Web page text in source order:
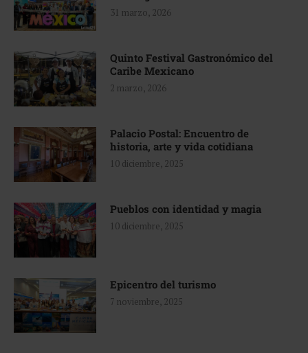
31 marzo, 2026
Quinto Festival Gastronómico del
Caribe Mexicano
2 marzo, 2026
Palacio Postal: Encuentro de
historia, arte y vida cotidiana
10 diciembre, 2025
Pueblos con identidad y magia
10 diciembre, 2025
Epicentro del turismo
7 noviembre, 2025